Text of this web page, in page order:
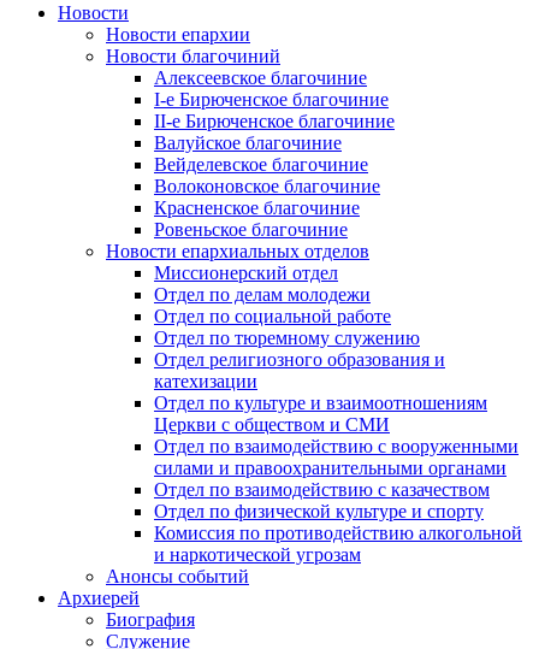
Новости
Новости епархии
Новости благочиний
Алексеевское благочиние
I-е Бирюченское благочиние
II-е Бирюченское благочиние
Валуйское благочиние
Вейделевское благочиние
Волоконовское благочиние
Красненское благочиние
Ровеньское благочиние
Новости епархиальных отделов
Миссионерский отдел
Отдел по делам молодежи
Отдел по социальной работе
Отдел по тюремному служению
Отдел религиозного образования и
катехизации
Отдел по культуре и взаимоотношениям
Церкви с обществом и СМИ
Отдел по взаимодействию с вооруженными
силами и правоохранительными органами
Отдел по взаимодействию с казачеством
Отдел по физической культуре и спорту
Комиссия по противодействию алкогольной
и наркотической угрозам
Анонсы событий
Архиерей
Биография
Служение